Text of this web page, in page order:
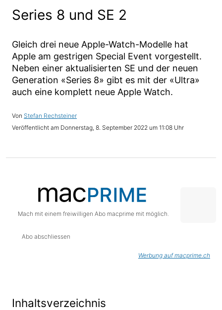
Series 8 und SE 2
Gleich drei neue Apple-Watch-Modelle hat
Apple am gestrigen Special Event vorgestellt.
Neben einer aktualisierten SE und der neuen
Generation «Series 8» gibt es mit der «Ultra»
auch eine komplett neue Apple Watch.
Stefan Rechsteiner
Donnerstag, 8. September 2022 um 11:08 Uhr
Mach mit einem freiwilligen Abo macprime mit möglich.
Abo abschliessen
Werbung auf macprime.ch
Inhaltsverzeichnis